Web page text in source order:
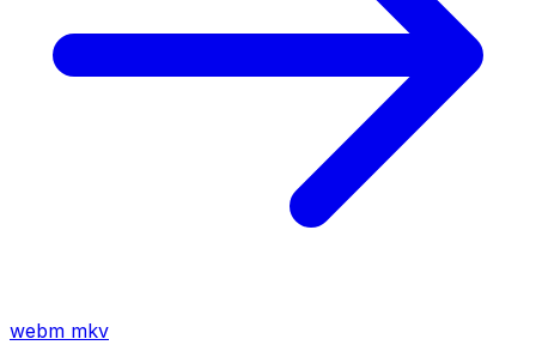
webm mkv